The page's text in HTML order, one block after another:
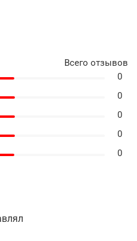
Всего отзывов
0
0
0
0
0